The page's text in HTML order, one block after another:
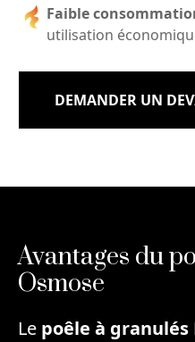
Faible
utilisation
DEMANDER UN
Avantages du
Osmose
Le poêle à granulés